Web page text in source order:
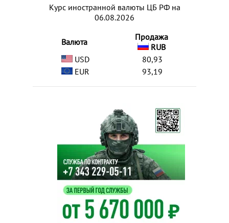
Курс иностранной валюты ЦБ РФ на
06.08.2026
Валюта
Продажа
RUB
USD
80,93
EUR
93,19